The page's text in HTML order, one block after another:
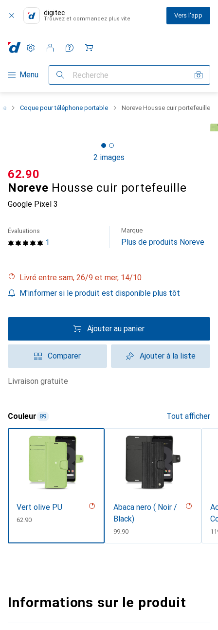
digitec
Trouvez et commandez plus vite Vers l'app
Navigation par catégorie
Menu Recherche
Paramètres
Compte client
Listes de comparaison
Listes d'envies
Panier
Coque pour téléphone portable Noreve Housse cuir portefeuille
2 images
Noreve Housse cuir portefeuille
Google Pixel 3
CHF
62.90
1
Évaluations Marque
Plus de produits Noreve
Livré entre sam, 26/9 et mer, 14/10
M'informer si le produit est disponible plus tôt
Ajouter au panier
Comparer Ajouter à la liste
livraison gratuite
Couleur 89 Tout afficher
Vert olive PU
CHF
62.90
Abaca nero ( Noir /
Black)
CHF
99.90
Informations sur le produit